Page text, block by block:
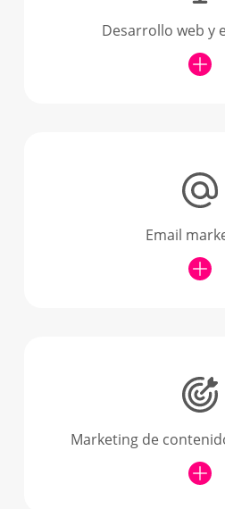
Desarrollo web y
Email
Marketing de